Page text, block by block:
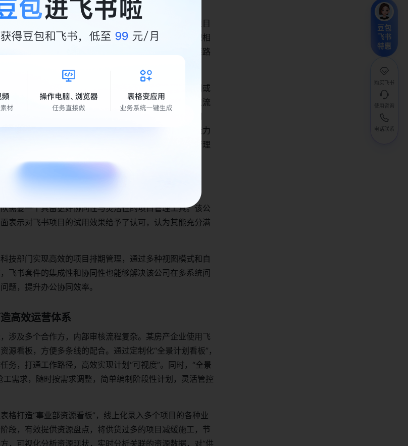
上下游
复杂，涉及多个环节和角色。某游戏公司在使用飞书项目
不同角色之间信息不对称，协作效率低下。将项目管理相
按照项目组的维度划分出不同业务线和空间，将交付链路
特图直观展示项目进展或成员估分排期情况；不同空间或
现资源共享。游戏策划人可以通过灵活定制可视化节点流
图灵活嵌套，随时抓取数据，真正实现用数据说话。同
，工作内容一目了然，帮助执行者逐一击破；自动化能力
要任务。通过飞书项目，该游戏公司大大提升了团队管理
率。
与协同效率
需要一个具备更好协同性与灵活性的项目管理工具。该公
表示对飞书项目的试用效果给予了认可，认为其能充分满
技部门实现高效的项目排期管理，通过多种视图模式和自
飞书套件的集成性和协同性也能够解决该公司在多系统间
题，提升办公协同效率。
高效运营体系
涉及多个合作方，内部审核流程复杂。某房产企业使用飞
源看板，方便多条线的配合。通过定制化“全景计划看板”，
务，打通工作路径，高效实现计划“可视度”。同时，“全景
工需求，随时按需求调整，简单编制阶段性计划，灵活管控
格打造“事业部资源看板”，线上化录入多个项目的各种业
段，有效提供资源盘点，将供货过多的项目减缓施工，节
，可视化分析资源现状，实时分析关联的资源数据，对“供
豆包
飞书
特惠
购买飞书
使用咨询
电话联系